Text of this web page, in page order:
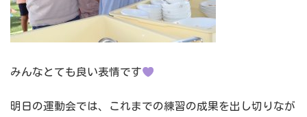
みんなとても良い表情です
明日の運動会では、これまでの練習の成果を出し切りなが